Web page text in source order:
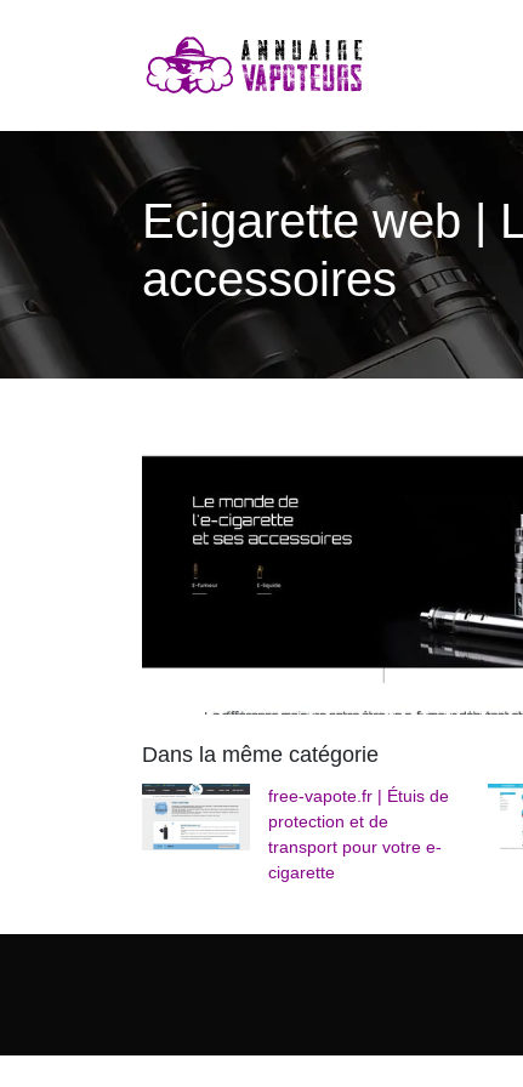
Ecigarette web |
accessoires
Dans la même catégorie
free-vapote.fr | Étuis de
protection et de
transport pour votre e-
cigarette